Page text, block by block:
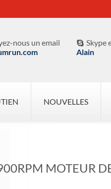
nous un email
 Skype
Alain
NOUVELLES
MOTEUR